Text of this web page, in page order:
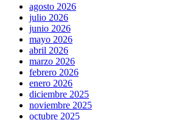
agosto 2026
julio 2026
junio 2026
mayo 2026
abril 2026
marzo 2026
febrero 2026
enero 2026
diciembre 2025
noviembre 2025
octubre 2025